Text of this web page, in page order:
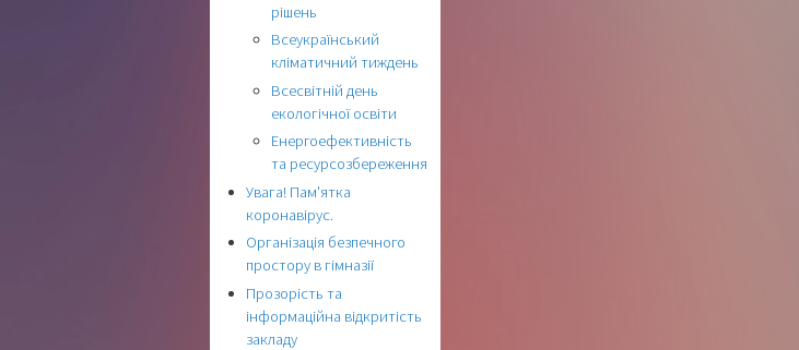
рішень
Всеукраїнський
кліматичний тиждень
Всесвітній день
екологічної освіти
Енергоефективність
та ресурсозбереження
Увага! Пам'ятка
коронавірус.
Організація безпечного
простору в гімназії
Прозорість та
інформаційна відкритість
закладу